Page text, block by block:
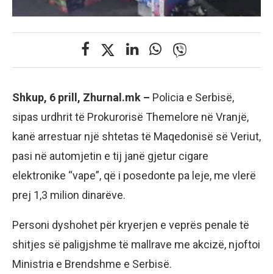
Shkup, 6 prill, Zhurnal.mk – Policia e Serbisë,
sipas urdhrit të Prokurorisë Themelore në Vranjë,
kanë arrestuar një shtetas të Maqedonisë së Veriut,
pasi në automjetin e tij janë gjetur cigare
elektronike “vape”, që i posedonte pa leje, me vlerë
prej 1,3 milion dinarëve.
Personi dyshohet për kryerjen e veprës penale të
shitjes së paligjshme të mallrave me akcizë, njoftoi
Ministria e Brendshme e Serbisë.